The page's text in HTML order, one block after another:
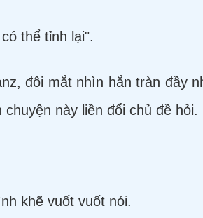
thể tỉnh lại".
đôi mắt nhìn hắn tràn đầy
này liền đổi chủ đề hỏi.
khẽ vuốt vuốt nói.